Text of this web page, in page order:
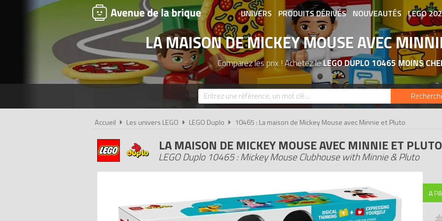
UNIVERS PRODUITS DÉRIVÉS NOUVEAUTÉS LEGO
ASSOCIATIONS DE FANS
LA MAISON DE MICKEY MOUSE AVEC
Comparez les prix ! Achetez leLEGO DUPLO 10465 MOINS
Accueil Les univers LEGO LEGO Duplo 10465 : La maison de Mickey Mouse avec Minnie et Pluto
LA MAISON DE MICKEY MOUSE AVEC MINNIE ET PLUTO
LEGO Duplo 10465 : Mickey Mouse Clubhouse with Minnie & Pluto
A